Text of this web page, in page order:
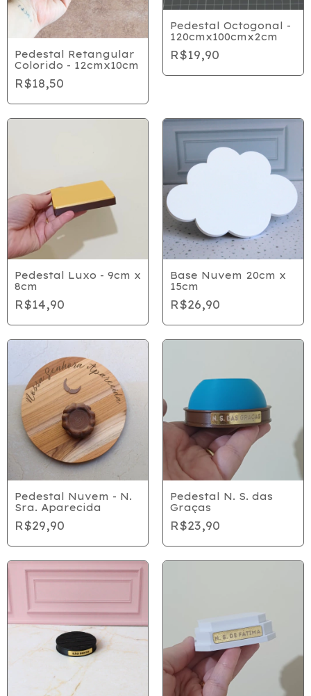
Pedestal Retangular
Colorido - 12cmx10cm
R$18,50
Pedestal Octogonal -
120cmx100cmx2cm
R$19,90
Pedestal Luxo - 9cm x
8cm
R$14,90
Base Nuvem 20cm x
15cm
R$26,90
Pedestal Nuvem - N.
Sra. Aparecida
R$29,90
Pedestal N. S. das
Graças
R$23,90